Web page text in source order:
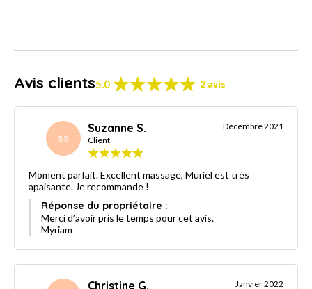
Avis clients5.0 2 avis
SS
Suzanne S.
Client
Décembre 2021
Moment parfait. Excellent massage, Muriel est très
apaisante. Je recommande !
Réponse du propriétaire :
Merci d’avoir pris le temps pour cet avis.
Myriam
Christine G. Janvier 2022